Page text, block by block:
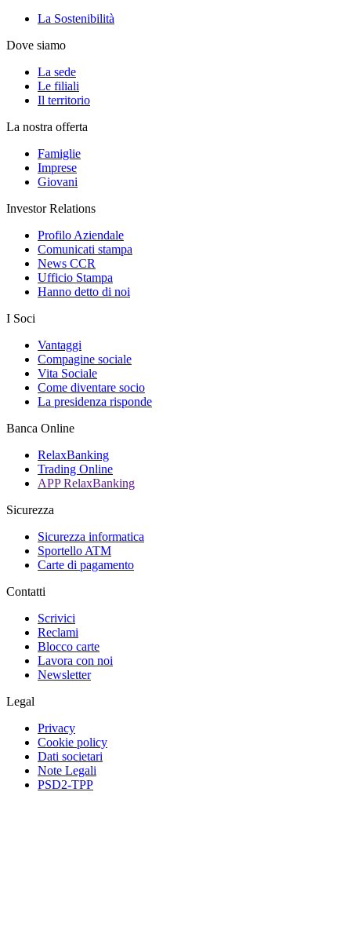
La Sostenibilità
Dove siamo
La sede
Le filiali
Il territorio
La nostra offerta
Famiglie
Imprese
Giovani
Investor Relations
Profilo Aziendale
Comunicati stampa
News CCR
Ufficio Stampa
Hanno detto di noi
I Soci
Vantaggi
Compagine sociale
Vita Sociale
Come diventare socio
La presidenza risponde
Banca Online
RelaxBanking
Trading Online
APP RelaxBanking
Sicurezza
Sicurezza informatica
Sportello ATM
Carte di pagamento
Contatti
Scrivici
Reclami
Blocco carte
Lavora con noi
Newsletter
Legal
Privacy
Cookie policy
Dati societari
Note Legali
PSD2-TPP